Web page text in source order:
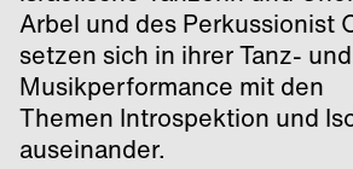
Arbel und des Perkussionist
setzen sich in ihrer Tanz- und
Musikperformance mit den
Themen Introspektion und
auseinander.